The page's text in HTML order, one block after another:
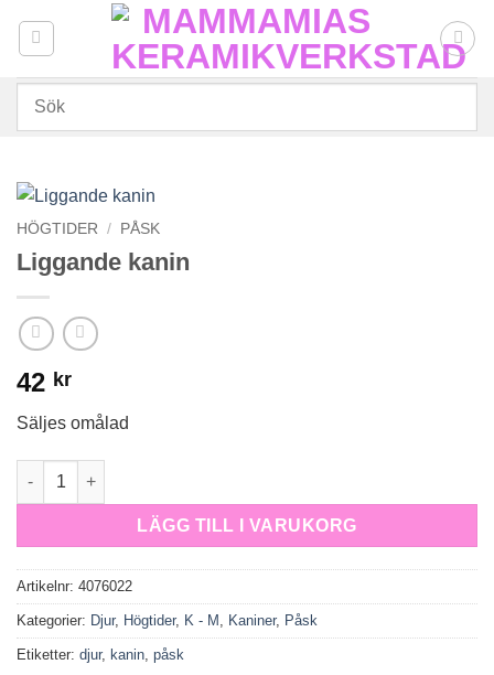
HÖGTIDER / PÅSK
Liggande kanin
42 kr
Säljes omålad
Liggande kanin mängd
LÄGG TILL I VARUKORG
Artikelnr: 4076022
Kategorier: Djur, Högtider, K - M , Kaniner, Påsk
Etiketter: djur, kanin, påsk